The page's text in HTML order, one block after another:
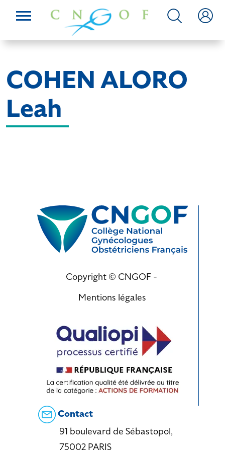
COHEN ALORO
Leah
Copyright © CNGOF -
Mentions légales
Contact
91 boulevard de Sébastopol,
75002 PARIS